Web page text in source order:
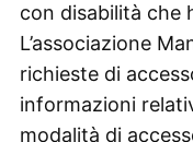
con disabilità che
L’associazione
richieste di
informazioni
modalità di